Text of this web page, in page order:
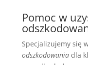
Pomoc w
Specjalizujemy się
odszkodowaniadla